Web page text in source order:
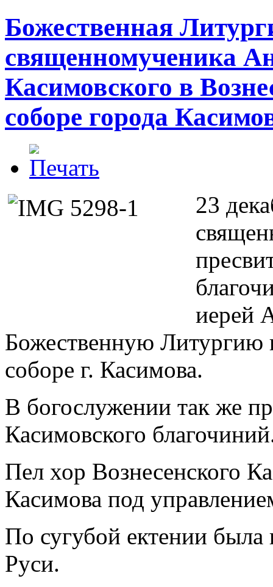
Божественная
священномученика
Касимовского в
соборе города
23
иерей
Божественную Литургию
соборе г. Касимова.
В богослужении так же
Касимовского
Пел хор Вознесенского
Касимова под
По сугубой ектении была
Руси.